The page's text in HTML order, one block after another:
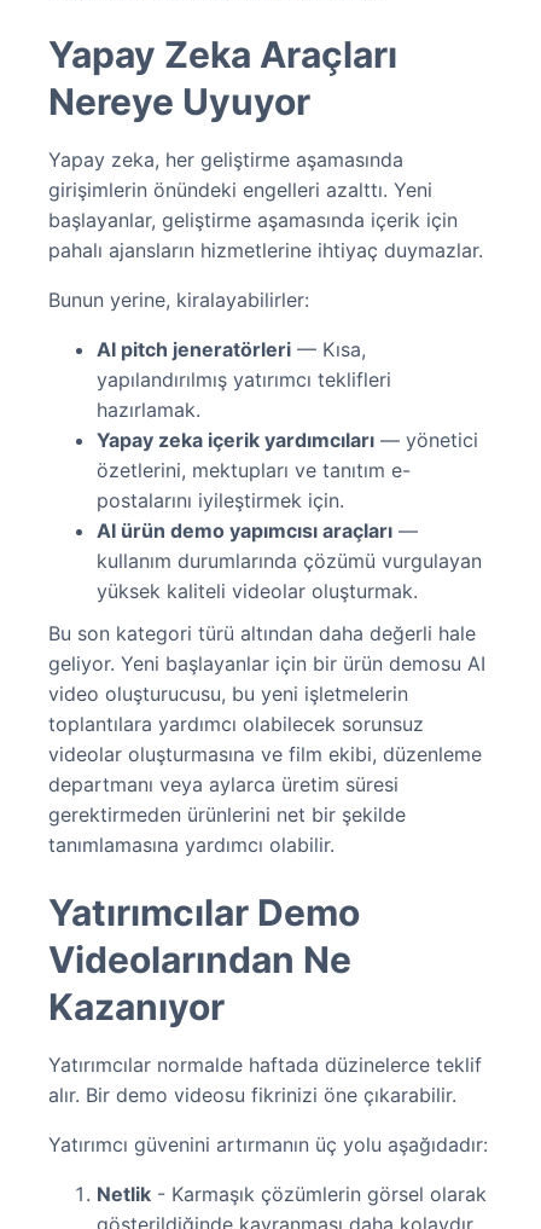
Yapay Zeka Araçları
Nereye Uyuyor
Yapay zeka, her geliştirme aşamasında
girişimlerin önündeki engelleri azalttı. Yeni
başlayanlar, geliştirme aşamasında içerik için
pahalı ajansların hizmetlerine ihtiyaç duymazlar.
Bunun yerine, kiralayabilirler:
AI pitch jeneratörleri — Kısa,
yapılandırılmış yatırımcı teklifleri
hazırlamak.
Yapay zeka içerik yardımcıları — yönetici
özetlerini, mektupları ve tanıtım e-
postalarını iyileştirmek için.
AI ürün demo yapımcısı araçları —
kullanım durumlarında çözümü vurgulayan
yüksek kaliteli videolar oluşturmak.
Bu son kategori türü altından daha değerli hale
geliyor. Yeni başlayanlar için bir ürün demosu AI
video oluşturucusu, bu yeni işletmelerin
toplantılara yardımcı olabilecek sorunsuz
videolar oluşturmasına ve film ekibi, düzenleme
departmanı veya aylarca üretim süresi
gerektirmeden ürünlerini net bir şekilde
tanımlamasına yardımcı olabilir.
Yatırımcılar Demo
Videolarından Ne
Kazanıyor
Yatırımcılar normalde haftada düzinelerce teklif
alır. Bir demo videosu fikrinizi öne çıkarabilir.
Yatırımcı güvenini artırmanın üç yolu aşağıdadır:
Netlik - Karmaşık çözümlerin görsel olarak
gösterildiğinde kavranması daha kolaydır.